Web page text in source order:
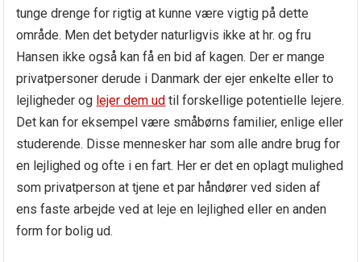
tunge drenge for rigtig at kunne være vigtig på dette
område. Men det betyder naturligvis ikke at hr. og fru
Hansen ikke også kan få en bid af kagen. Der er mange
privatpersoner derude i Danmark der ejer enkelte eller to
lejligheder og lejer dem ud til forskellige potentielle lejere.
Det kan for eksempel være småbørns familier, enlige eller
studerende. Disse mennesker har som alle andre brug for
en lejlighed og ofte i en fart. Her er det en oplagt mulighed
som privatperson at tjene et par håndører ved siden af
ens faste arbejde ved at leje en lejlighed eller en anden
form for bolig ud.